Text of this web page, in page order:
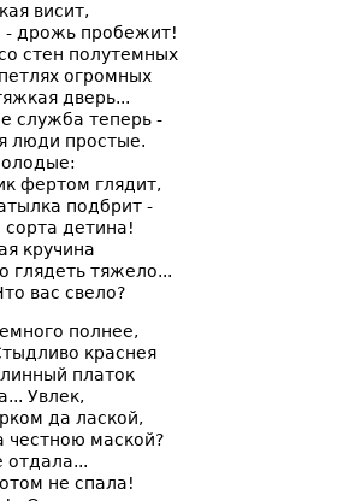
висит,
- дрожь пробежит!
стен полутемных
огромных
дверь...
служба теперь -
люди простые.
фертом глядит,
подбрит -
сорта детина!
кручина
глядеть тяжело...
вас свело?
полнее,
краснея
платок
Увлек,
да лаской,
честною маской?
отдала...
не спала!